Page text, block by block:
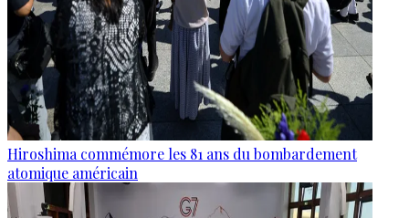
Hiroshima commémore les 81 ans du bombardement
atomique américain